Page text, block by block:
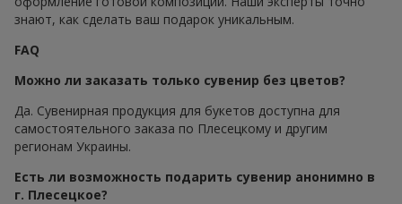
знают, как сделать ваш подарок уникальным.
FAQ
Можно ли заказать только сувенир без цветов?
Да. Сувенирная продукция для букетов доступна для
самостоятельного заказа по Плесецкому и другим
регионам Украины.
Есть ли возможность подарить сувенир анонимно в
г. Плесецкое?